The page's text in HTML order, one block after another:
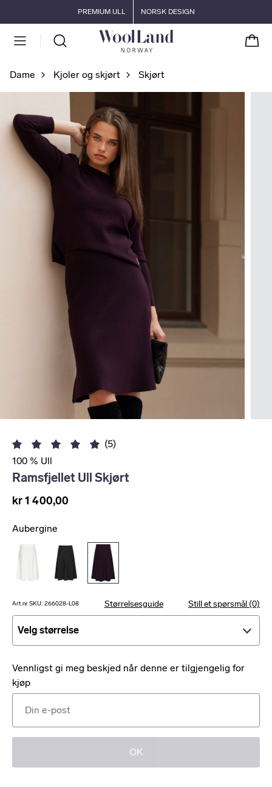
Gå til hovedinnholdPREMIUM ULL NORSK DESIGN
Dame Kjoler og skjørt Skjørt
(5)
100 % Ull
Ramsfjellet Ull Skjørt
kr 1 400,00
Aubergine
Art.nr SKU: 266028-L08 Størrelsesguide Still et spørsmål (0)
Velg størrelse
Vennligst gi meg beskjed når denne er tilgjengelig for
kjøp
OK